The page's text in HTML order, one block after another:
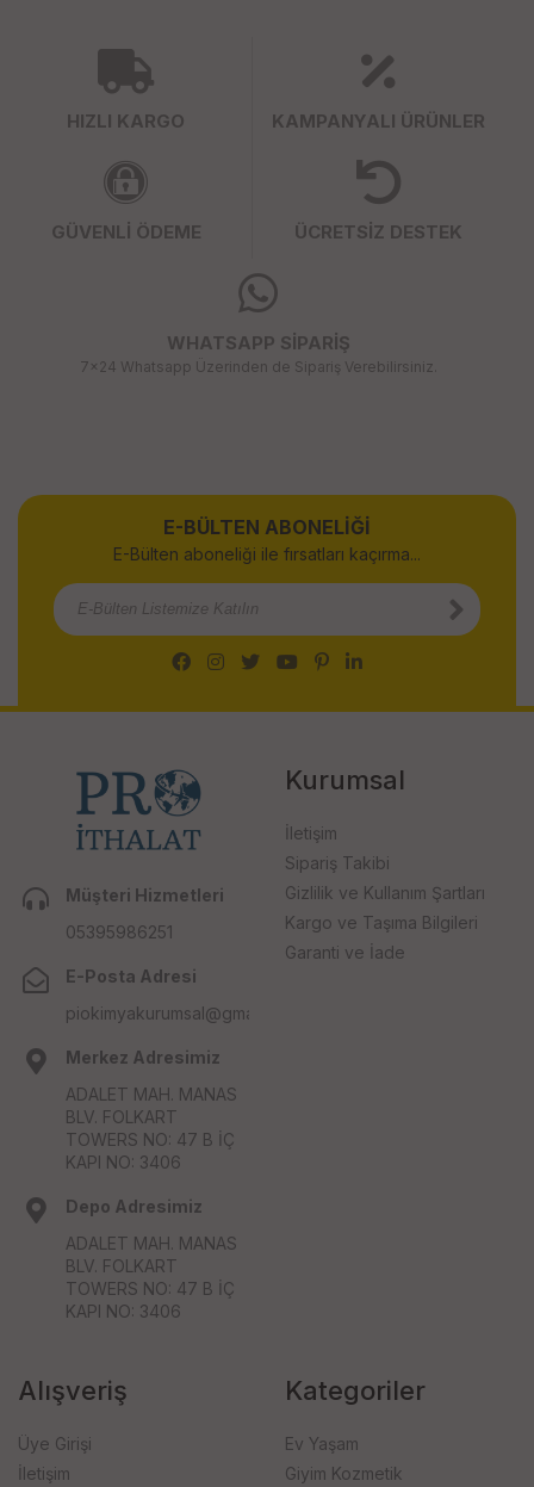
HIZLI KARGO KAMPANYALI ÜRÜNLER
GÜVENLİ ÖDEME ÜCRETSİZ DESTEK
WHATSAPP SİPARİŞ
7x24 Whatsapp Üzerinden de Sipariş Verebilirsiniz.
E-BÜLTEN ABONELİĞİ
E-Bülten aboneliği ile fırsatları kaçırma...
Müşteri Hizmetleri
05395986251
E-Posta Adresi
piokimyakurumsal@gmail.com
Merkez Adresimiz
ADALET MAH. MANAS
BLV. FOLKART
TOWERS NO: 47 B İÇ
KAPI NO: 3406
Depo Adresimiz
ADALET MAH. MANAS
BLV. FOLKART
TOWERS NO: 47 B İÇ
KAPI NO: 3406
Kurumsal
İletişim
Sipariş Takibi
Gizlilik ve Kullanım Şartları
Kargo ve Taşıma Bilgileri
Garanti ve İade
Alışveriş
Üye Girişi
İletişim
Kategoriler
Ev Yaşam
Giyim Kozmetik